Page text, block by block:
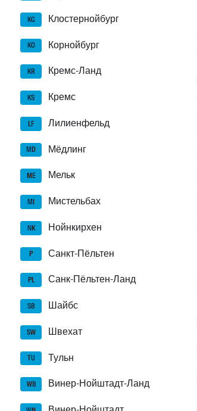
KG Клостернойбург
KO Корнойбург
KR Кремс-Ланд
KS Кремс
LF Лилиенфельд
MD Мёдлинг
ME Мельк
MI Мистельбах
NK Нойнкирхен
P Санкт-Пёльтен
PL Санк-Пёльтен-Ланд
SB Шайбс
SW Швехат
TU Тульн
WB Винер-Нойштадт-Ланд